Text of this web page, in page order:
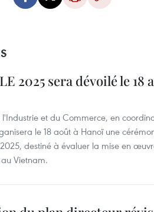
2025 sera dévoilé le 18
l'Industrie et du Commerce, en
le 18 août à Hanoï une
destiné à évaluer la mise en
Vietnam.